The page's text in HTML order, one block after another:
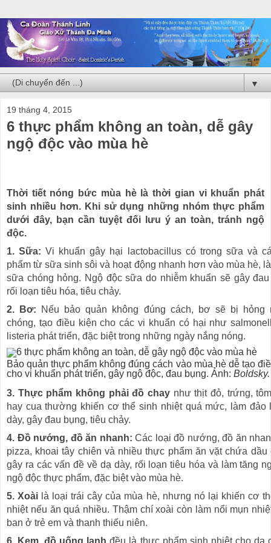
▼
19 tháng 4, 2015
6 thực phẩm không an toàn, dễ gây
ngộ độc vào mùa hè
Thời tiết nóng bức mùa hè là thời gian vi khuẩn phát
sinh nhiều hơn. Khi sử dụng những nhóm thực phẩm
dưới đây, bạn cần tuyệt đối lưu ý an toàn, tránh ngộ
độc.
1. Sữa: Vi khuẩn gây hại lactobacillus có trong sữa và
phẩm từ sữa sinh sôi và hoạt động nhanh hơn vào mùa hè,
sữa chóng hỏng. Ngộ độc sữa do nhiễm khuẩn sẽ gây đau
rối loạn tiêu hóa, tiêu chảy.
2. Bơ: Nếu bảo quản không đúng cách, bơ sẽ bị hỏng
chóng, tạo điều kiện cho các vi khuẩn có hại như
listeria phát triển, đặc biệt trong những ngày nắng nóng.
Bảo quản thực phẩm không đúng cách vào mùa hè dễ tạo
cho vi khuẩn phát triển, gây ngộ độc, đau bụng. Ảnh: Boldsky.
3. Thực phẩm không phải đồ chay như thịt đỏ, trứng,
hay cua thường khiến cơ thể sinh nhiệt quá mức, làm đảo
dày, gây đau bụng, tiêu chảy.
4. Đồ nướng, đồ ăn nhanh: Các loại đồ nướng, đồ ăn
pizza, khoai tây chiên và nhiều thực phẩm ăn vặt chứa dầu
gây ra các vấn đề về dạ dày, rối loạn tiêu hóa và làm tăng
ngộ độc thực phẩm, đặc biệt vào mùa hè.
5. Xoài là loại trái cây của mùa hè, nhưng nó lại khiến cơ
nhiệt nếu ăn quá nhiều. Thậm chí xoài còn làm nổi mụn
ban ở trẻ em và thanh thiếu niên.